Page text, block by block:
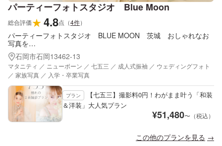
パーティーフォトスタジオ Blue Moon
総合評価★4.8点 （4件）
パーティーフォトスタジオ BLUE MOON 茨城 おしゃれなお
写真を…
石岡市石岡13462-13
マタニティ ／ ニューボーン ／ 七五三 ／ 成人式振袖 ／ ウェディングフォト
／ 家族写真 ／ 入学・卒業写真
プラン
【七五三】撮影料0円！わがまま叶う「和装
＆洋装」大人気プラン
¥51,480〜（税込）
この他のプランを見る